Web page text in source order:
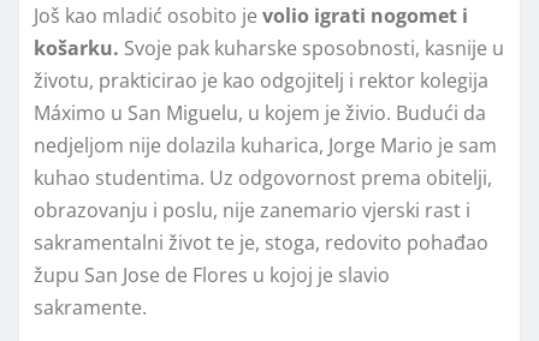
Još kao mladić osobito je volio igrati nogomet i
košarku. Svoje pak kuharske sposobnosti, kasnije u
životu, prakticirao je kao odgojitelj i rektor kolegija
Máximo u San Miguelu, u kojem je živio. Budući da
nedjeljom nije dolazila kuharica, Jorge Mario je sam
kuhao studentima. Uz odgovornost prema obitelji,
obrazovanju i poslu, nije zanemario vjerski rast i
sakramentalni život te je, stoga, redovito pohađao
župu San Jose de Flores u kojoj je slavio
sakramente.